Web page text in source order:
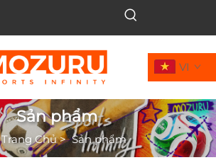
VI
Sản phẩm
Trang Chủ>Sản phẩm